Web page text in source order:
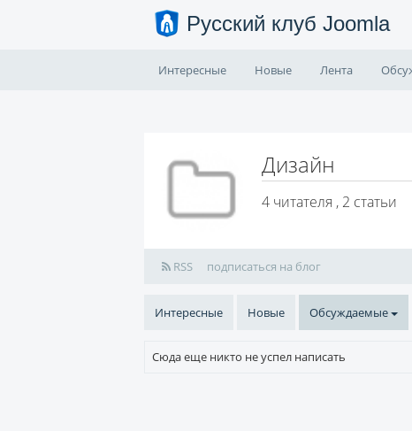
Русский клуб Joomla
Интересные Новые Лента
Дизайн
4 читателя , 2 статьи
RSS подписаться на блог
Интересные Новые Обсуждаемые
Сюда еще никто не успел написать